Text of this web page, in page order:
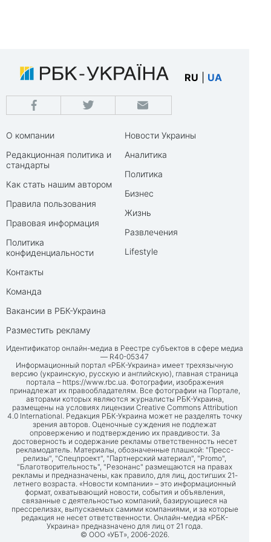
RU UA
О компании
Редакционная политика и
стандарты
Как стать нашим автором
Правила пользования
Правовая информация
Политика
конфиденциальности
Контакты
Команда
Вакансии в РБК-Украина
Разместить рекламу
Новости Украины
Аналитика
Политика
Бизнес
Жизнь
Развлечения
Lifestyle
Идентификатор онлайн-медиа в Реестре субъектов в сфере медиа
— R40-05347
Информационный портал «РБК-Украина» имеет трехязычную
версию (украинскую, русскую и английскую), главная страница
портала – https://www.rbc.ua. Фотографии, изображения
принадлежат их правообладателям. Все фотографии на Портале,
авторами которых являются журналисты РБК-Украина,
размещены на условиях лицензии Creative Commons Attribution
4.0 International. Редакция РБК-Украина может не разделять точку
зрения авторов. Оценочные суждения не подлежат
опровержению и подтверждению их правдивости. За
достоверность и содержание рекламы ответственность несет
рекламодатель. Материалы, обозначенные плашкой: "Пресс-
релизы", "Спецпроект", "Партнерский материал", "Promo",
"Благотворительность", "Резонанс" размещаются на правах
рекламы и предназначены, как правило, для лиц, достигших 21-
летнего возраста. «Новости компании» – это информационный
формат, охватывающий новости, события и объявления,
связанные с деятельностью компаний, базирующиеся на
прессрелизах, выпускаемых самими компаниями, и за которые
редакция не несет ответственности. Онлайн-медиа «РБК-
Украина» предназначено для лиц от 21 года.
© ООО «УБТ», 2006-2026.